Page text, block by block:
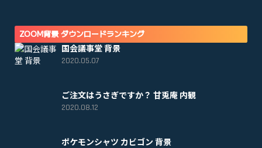
ZOOM背景 ダウンロードランキング
国会議事堂 背景
2020.05.07
ご注文はうさぎですか？ 甘兎庵 内観
2020.08.12
ポケモンシャツ カビゴン 背景